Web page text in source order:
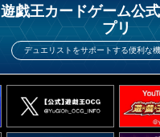
遊戯王カードゲーム公
プリ
デュエリストをサポートする便利な